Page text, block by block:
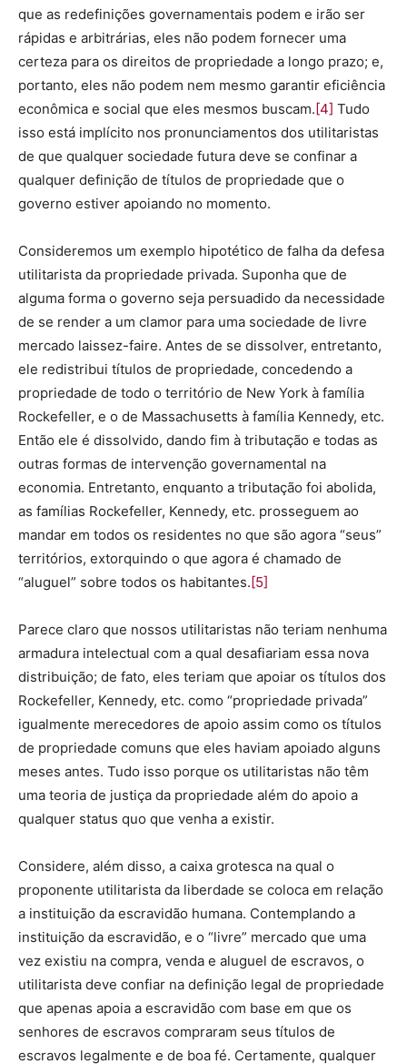
que as redefinições governamentais podem e irão ser
rápidas e arbitrárias, eles não podem fornecer uma
certeza para os direitos de propriedade a longo prazo; e,
portanto, eles não podem nem mesmo garantir eficiência
econômica e social que eles mesmos buscam.[4] Tudo
isso está implícito nos pronunciamentos dos utilitaristas
de que qualquer sociedade futura deve se confinar a
qualquer definição de títulos de propriedade que o
governo estiver apoiando no momento.
Consideremos um exemplo hipotético de falha da defesa
utilitarista da propriedade privada. Suponha que de
alguma forma o governo seja persuadido da necessidade
de se render a um clamor para uma sociedade de livre
mercado laissez-faire. Antes de se dissolver, entretanto,
ele redistribui títulos de propriedade, concedendo a
propriedade de todo o território de New York à família
Rockefeller, e o de Massachusetts à família Kennedy, etc.
Então ele é dissolvido, dando fim à tributação e todas as
outras formas de intervenção governamental na
economia. Entretanto, enquanto a tributação foi abolida,
as famílias Rockefeller, Kennedy, etc. prosseguem ao
mandar em todos os residentes no que são agora “seus”
territórios, extorquindo o que agora é chamado de
“aluguel” sobre todos os habitantes.[5]
Parece claro que nossos utilitaristas não teriam nenhuma
armadura intelectual com a qual desafiariam essa nova
distribuição; de fato, eles teriam que apoiar os títulos dos
Rockefeller, Kennedy, etc. como “propriedade privada”
igualmente merecedores de apoio assim como os títulos
de propriedade comuns que eles haviam apoiado alguns
meses antes. Tudo isso porque os utilitaristas não têm
uma teoria de justiça da propriedade além do apoio a
qualquer status quo que venha a existir.
Considere, além disso, a caixa grotesca na qual o
proponente utilitarista da liberdade se coloca em relação
a instituição da escravidão humana. Contemplando a
instituição da escravidão, e o “livre” mercado que uma
vez existiu na compra, venda e aluguel de escravos, o
utilitarista deve confiar na definição legal de propriedade
que apenas apoia a escravidão com base em que os
senhores de escravos compraram seus títulos de
escravos legalmente e de boa fé. Certamente, qualquer